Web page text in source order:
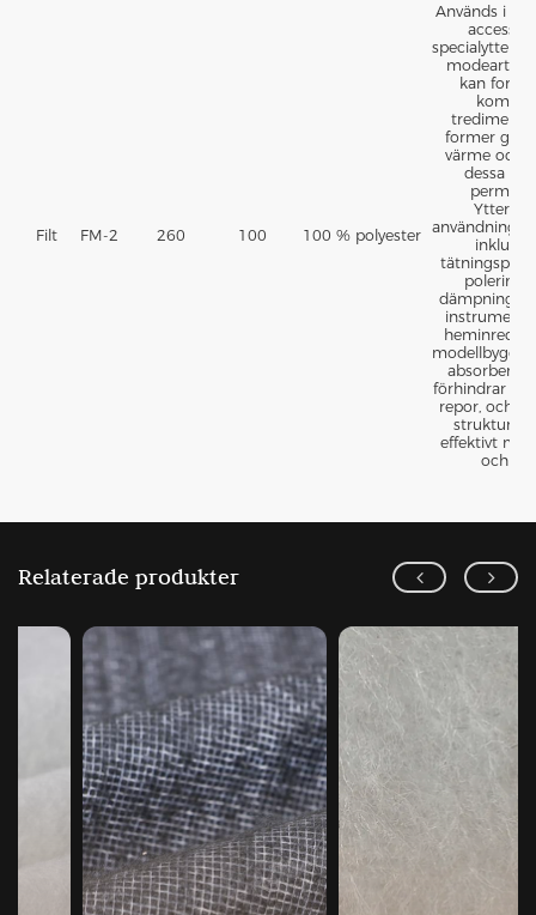
Filt FM-2 260 100 100 % polyester
Används i
kan
former
värme och
dessa
absorberar
förhindrar
repor, och
struktur
effektivt mot
och
Relaterade produkter